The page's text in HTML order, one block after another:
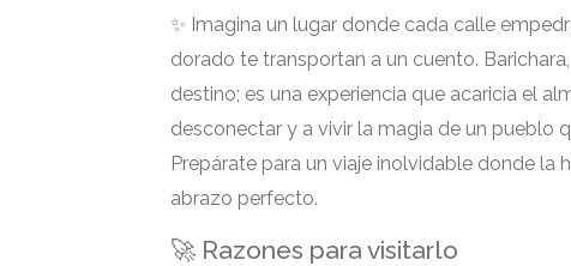
✨ Imagina un lugar donde cada calle
dorado te transportan a un cuento.
destino; es una experiencia que acaricia el
desconectar y a vivir la magia de un pueblo
Prepárate para un viaje inolvidable donde la
abrazo perfecto.
🚀 Razones para visitarlo